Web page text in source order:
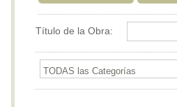
Título de la Obra: